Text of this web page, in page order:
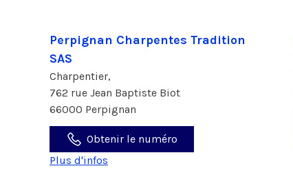
Perpignan Charpentes Tradition
SAS
Charpentier,
762 rue Jean Baptiste Biot
66000 Perpignan
Obtenir le numéro
Plus d'infos